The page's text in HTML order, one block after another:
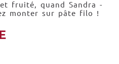
fruité, quand Sandra -
monter sur pâte filo !